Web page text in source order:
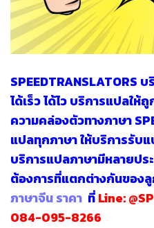
SPEEDTRANSLATORS บ
ได้เร็ว ได้ไว บริการแปลใ
ความคล่องตัวทางภาษา
แปลทุกภาษาให้บริการรับ
บริการแปลภาษามีหลายปร
ต้องการที่แตกต่างกันของ
ภาษาจีน ราคา ที่Line:
084-095-8266